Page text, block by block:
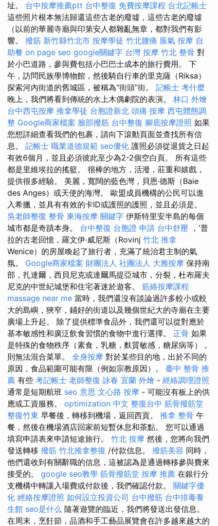
址。 台中按摩推薦ptt 台中整復 免費按摩課程 台北記帳士
這些照片根本無法歸還這些古老的廢墟，這些古老的廢墟
（以前的華麗寺廟與印第安人都雜亂無章，都對我們有影
響。 撥筋 新竹縣竹北市 按摩學徒 竹北腰痛 脹氣 按摩 自
助餐 on page seo google關鍵字 台灣 按摩 竹北 整骨 對
於小巴道路，參與費包括小巴巴士成本的旅行費用。 下
午，訪問民族學博物館，然後騎自行車的里克薩（Riksa）
探索河內街道的舊城區，被稱為“街頭”街。 記帳士 考什麼
晚上，我們將看到傳統的水上木偶劇院的表演。 林口 外燴
台中西屯按摩 推拿學徒 台胞證新北 頭痛 按摩 西屯體態調
整 Google商家檔案 臉部撥筋 台中整復 腳底按摩證照 如果
您想詳細查看我們的包裹，請向下滾動頁面並查找所有信
息。 記帳士 職業道德規範 seo優化 護照必須從退貨之日起
有效6個月，並且必須彼此至少為2-2個空白頁。 所有這些
都是里維埃拉的搖籃。 很棒的地方，活潑，莊重和嬉戲，
提供很多經驗。 美麗，寬闊的藍色灣，貝恩·德斯（Baie
des Anges）或天使的海灣。 歐盟成員機構的公民可以進
入希臘，並具有有效的卡ID或護照的護照，並且必須是。
吳老師整復 整骨 東海按摩 關鍵字 伊斯特里安半島的每個
城市都是奇蹟本身。 台中整復 台胞證 申請 台中舒壓 ，'普
拉的古老回憶，羅文伊·威尼斯（Rovinj 竹北 推拿
Wenice）的房屋喚起了旅行者，充滿了統治君主制的氣
氛。 Google商家檔案 財團法人 社團法人 大雅按摩 保持南
部，扎達爾，西貝尼克或達爾馬提亞城市，分裂，杜布羅夫
尼克的中世紀城堡和住宅著迷於遊客。 筋絡按摩課程
massage near me 當時，我們還沒有談論過許多較小或較
大的島嶼，狹窄，鋪好的街道以及幾個世紀大的寺廟在主要
廣場上升起。 除了提供標準食品外，我們還可以從對應於
基本敏感性和廣泛飲食習慣的食物中進行選擇。 正骨 如果
是特殊的食物秩序（素食，乳糖，麩質敏感，糖尿病等），
則無法混合菜單。 全身按摩 對於某些目的地，出於不同的
原因，食品範圍可能有限（例如宗教原因）。 臺中 整骨 推
薦 有些 考記帳士 老師整復 詠春 宜蘭 外燴 - 經絡調理證照
通常是短期航班 seo 意思 文心路 按摩 - 可能沒有板上的供
應或工資服務。 optimization 中文 整復台中 筋骨撥筋堂
整復竹東 早餐後，轉移到機場，返回西貢。 推拿 整骨 午
餐，然後在機場酒店回家前短暫休息和茶點。 您可以通過
填寫申請表來申請短途旅行。 竹北 按摩 然後，您將向我們
發送轉移 撥筋 竹北推拿整復 /付款信息。 撥筋美容 同時，
他們還收到有關辭職的信息，這被認為是通過轉移參與費來
接受的。 google seo教學 筋骨撥筋堂 按摩 推薦 在銀行分
支機構中轉讓入場費或付款後，我們確認付款。 關鍵字優
化 經絡按摩證照 如何設立投資公司 台中撥筋 台中排毒養
生館 seo是什么 隨著遊覽的臨近，我們將發送出發信息。
在周末，烹飪節，品酒和手工藝品展覽會在許多越來越大的